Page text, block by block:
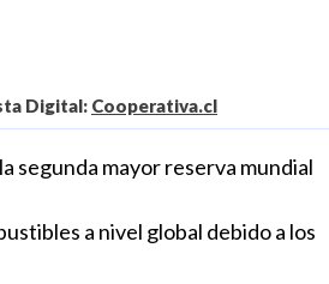
Digital: Cooperativa.cl
segunda mayor reserva mundial
a nivel global debido a los